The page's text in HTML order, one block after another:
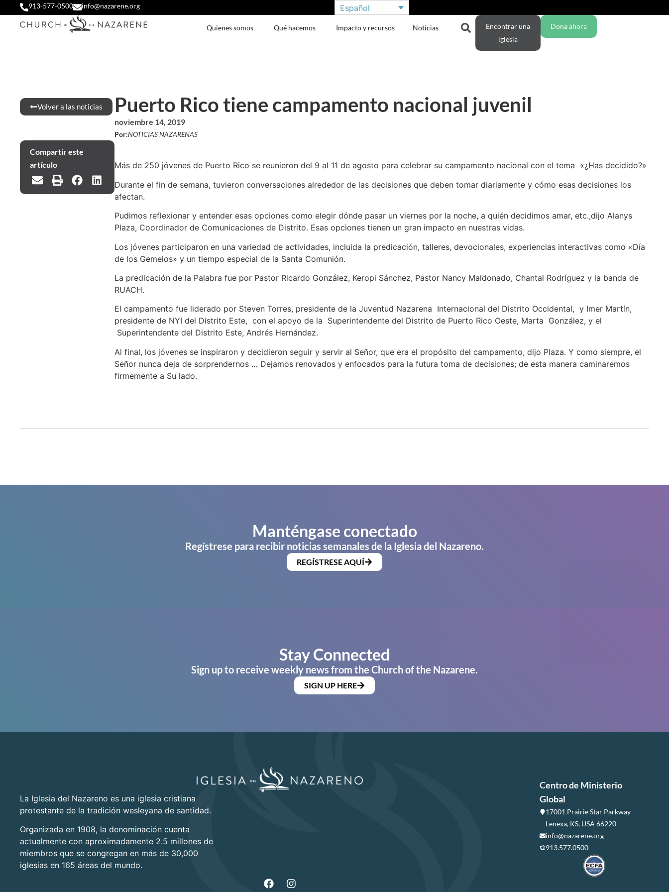
913-577-0500 info@nazarene.org Español
Quienes somos Qué hacemos Impacto y recursos Noticias
Encontrar una
iglesia
Dona ahora
Volver a las noticias Puerto Rico tiene campamento nacional juvenil
noviembre 14, 2019
Por:NOTICIAS NAZARENAS
Compartir este
artículo
Más de 250 jóvenes de Puerto Rico se reunieron del 9 al 11 de agosto para celebrar su campamento nacional con el tema «¿Has decidido?»
Durante el fin de semana, tuvieron conversaciones alrededor de las decisiones que deben tomar diariamente y cómo esas decisiones los
afectan.
Pudimos reflexionar y entender esas opciones como elegir dónde pasar un viernes por la noche, a quién decidimos amar, etc.,dijo Alanys
Plaza, Coordinador de Comunicaciones de Distrito. Esas opciones tienen un gran impacto en nuestras vidas.
Los jóvenes participaron en una variedad de actividades, incluida la predicación, talleres, devocionales, experiencias interactivas como «Día
de los Gemelos» y un tiempo especial de la Santa Comunión.
La predicación de la Palabra fue por Pastor Ricardo González, Keropi Sánchez, Pastor Nancy Maldonado, Chantal Rodríguez y la banda de
RUACH.
El campamento fue liderado por Steven Torres, presidente de la Juventud Nazarena Internacional del Distrito Occidental, y Imer Martín,
presidente de NYI del Distrito Este, con el apoyo de la Superintendente del Distrito de Puerto Rico Oeste, Marta González, y el
Superintendente del Distrito Este, Andrés Hernández.
Al final, los jóvenes se inspiraron y decidieron seguir y servir al Señor, que era el propósito del campamento, dijo Plaza. Y como siempre, el
Señor nunca deja de sorprendernos … Dejamos renovados y enfocados para la futura toma de decisiones; de esta manera caminaremos
firmemente a Su lado.
Manténgase conectado
Regístrese para recibir noticias semanales de la Iglesia del Nazareno.
REGÍSTRESE AQUÍ
Stay Connected
Sign up to receive weekly news from the Church of the Nazarene.
SIGN UP HERE
La Iglesia del Nazareno es una iglesia cristiana
protestante de la tradición wesleyana de santidad.
Organizada en 1908, la denominación cuenta
actualmente con aproximadamente 2.5 millones de
miembros que se congregan en más de 30,000
iglesias en 165 áreas del mundo.
Centro de Ministerio
Global
17001 Prairie Star Parkway
Lenexa, KS, USA 66220
info@nazarene.org
913.577.0500